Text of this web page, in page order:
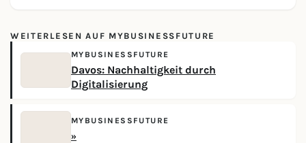
WEITERLESEN AUF MYBUSINESSFUTURE
MYBUSINESSFUTURE
Davos: Nachhaltigkeit durch
Digitalisierung
MYBUSINESSFUTURE
»